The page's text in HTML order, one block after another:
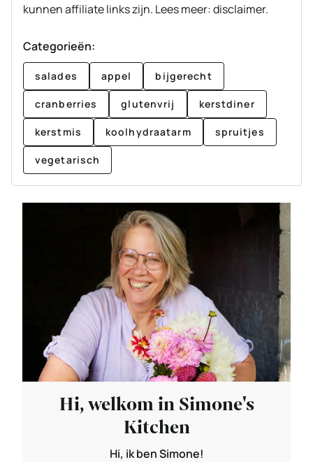
kunnen affiliate links zijn. Lees meer: disclaimer.
Categorieën:
salades appel bijgerecht
cranberries glutenvrij kerstdiner
kerstmis koolhydraatarm spruitjes
vegetarisch
Hi, welkom in Simone's
Kitchen
Hi, ik ben Simone!